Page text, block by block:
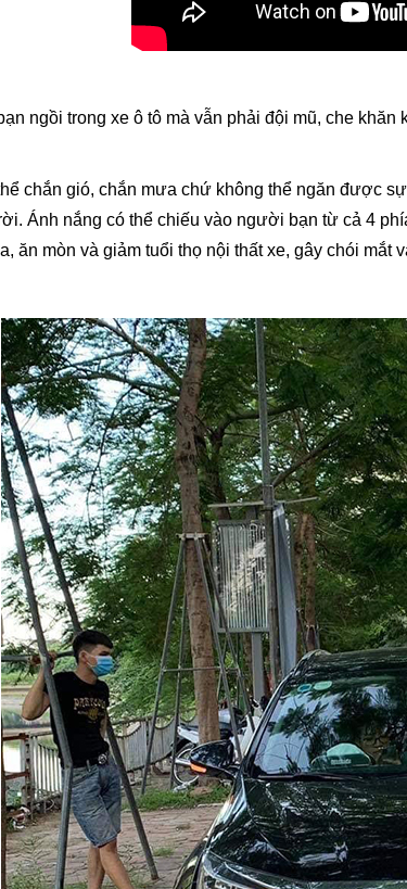
ngồi trong xe ô tô mà vẫn phải đội mũ, che
chắn gió, chắn mưa chứ không thể ngăn được
Ánh nắng có thể chiếu vào người bạn từ cả 4
ăn mòn và giảm tuổi thọ nội thất xe, gây chói